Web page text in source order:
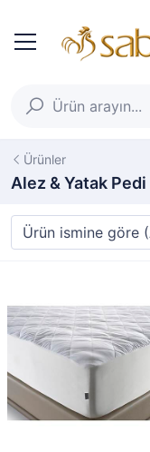
Ürünler
Alez & Yatak Pedi